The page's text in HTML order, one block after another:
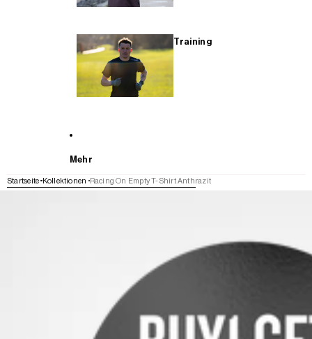
Training
Mehr
Startseite Kollektionen Racing On Empty T-Shirt Anthrazit
WEITER ZU DEN PRODUKTINFORMATIONEN